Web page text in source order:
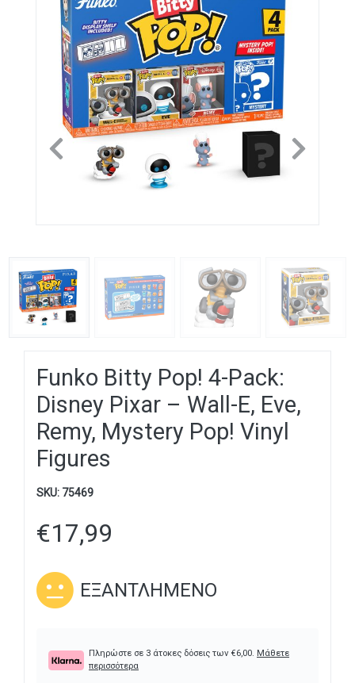
Previous Next
Funko Bitty Pop! 4-Pack:
Disney Pixar – Wall-E, Eve,
Remy, Mystery Pop! Vinyl
Figures
SKU: 75469
€17,99
ΕΞΑΝΤΛΗΜΈΝΟ
Πληρώστε σε 3 άτοκες δόσεις των €6,00. Μάθετε
περισσότερα